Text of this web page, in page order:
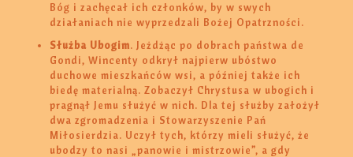
Bóg i zachęcał ich członków, by w swych
działaniach nie wyprzedzali Bożej Opatrzności.
Służba Ubogim. Jeżdżąc po dobrach państwa de
Gondi, Wincenty odkrył najpierw ubóstwo
duchowe mieszkańców wsi, a później także ich
biedę materialną. Zobaczył Chrystusa w ubogich i
pragnął Jemu służyć w nich. Dla tej służby założył
dwa zgromadzenia i Stowarzyszenie Pań
Miłosierdzia. Uczył tych, którzy mieli służyć, że
ubodzy to nasi „panowie i mistrzowie”, a gdy